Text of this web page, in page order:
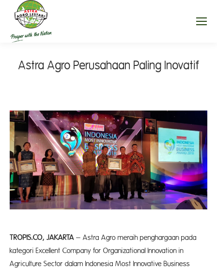
Astra Agro Perusahaan Paling Inovatif
TROPIS.CO, JAKARTA – Astra Agro meraih penghargaan pada
kategori Excellent Company for Organizational Innovation in
Agriculture Sector dalam Indonesia Most Innovative Business